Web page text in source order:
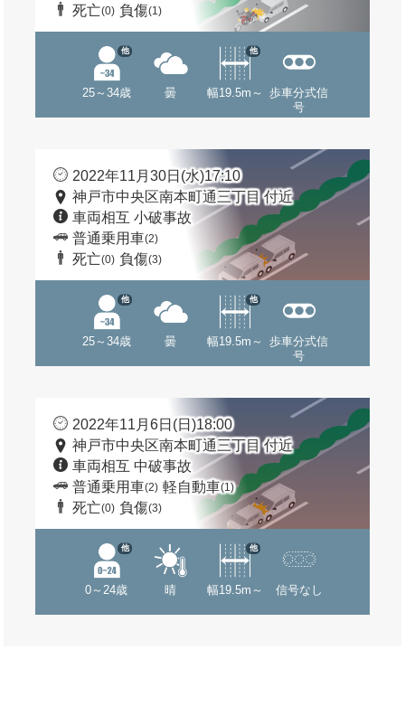
死亡(0) 負傷(1)
25～34歳
他
曇 幅19.5m～
他
歩車分式信
号
2022年11月30日(水)17:10
神戸市中央区南本町通三丁目 付近
車両相互 小破事故
普通乗用車(2)
死亡(0) 負傷(3)
25～34歳
他
曇 幅19.5m～
他
歩車分式信
号
2022年11月6日(日)18:00
神戸市中央区南本町通三丁目 付近
車両相互 中破事故
普通乗用車(2) 軽自動車(1)
死亡(0) 負傷(3)
0～24歳
他
晴 幅19.5m～
他
信号なし